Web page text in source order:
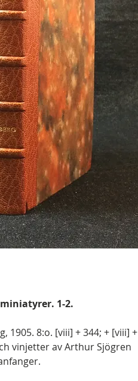
1-2.
1905. 8:o. [viii] + 344; + [viii] +
vinjetter av Arthur Sjögren